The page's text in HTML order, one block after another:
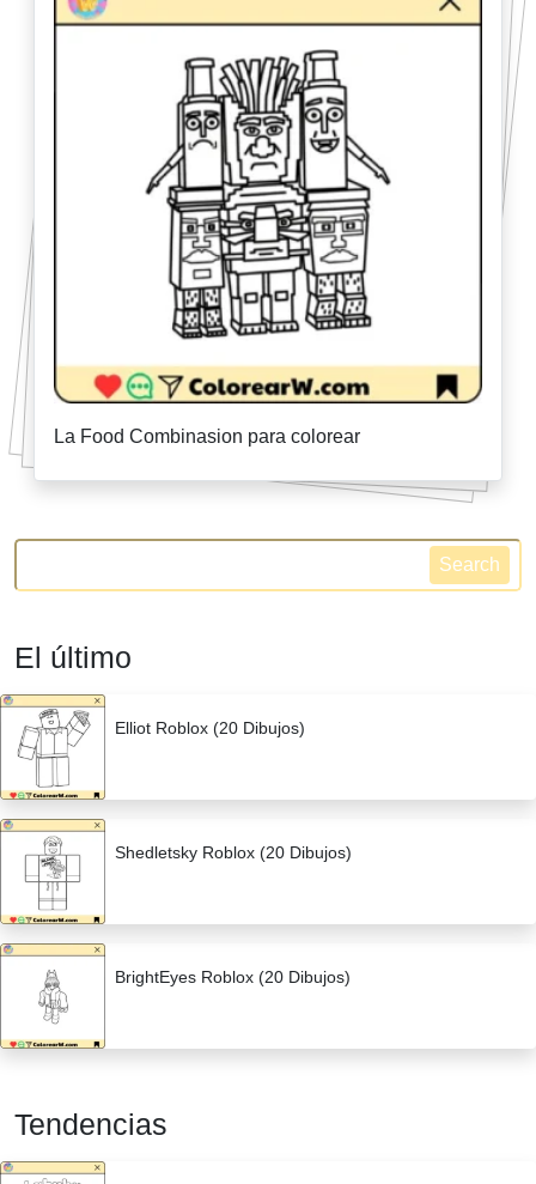
La Food Combinasion para colorear
Search
El último
Elliot Roblox (20 Dibujos)
Shedletsky Roblox (20 Dibujos)
BrightEyes Roblox (20 Dibujos)
Tendencias